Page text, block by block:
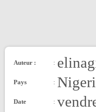
Auteur : :
Pays :
Date :